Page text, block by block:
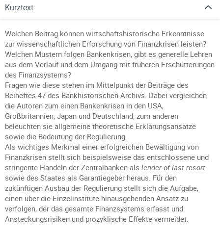
Kurztext
Welchen Beitrag können wirtschaftshistorische Erkenntnisse
zur wissenschaftlichen Erforschung von Finanzkrisen leisten?
Welchen Mustern folgen Bankenkrisen, gibt es generelle Lehren
aus dem Verlauf und dem Umgang mit früheren Erschütterungen
des Finanzsystems?
Fragen wie diese stehen im Mittelpunkt der Beiträge des
Beiheftes 47 des Bankhistorischen Archivs. Dabei vergleichen
die Autoren zum einen Bankenkrisen in den USA,
Großbritannien, Japan und Deutschland, zum anderen
beleuchten sie allgemeine theoretische Erklärungsansätze
sowie die Bedeutung der Regulierung.
Als wichtiges Merkmal einer erfolgreichen Bewältigung von
Finanzkrisen stellt sich beispielsweise das entschlossene und
stringente Handeln der Zentralbanken als lender of last resort
sowie des Staates als Garantiegeber heraus. Für den
zukünftigen Ausbau der Regulierung stellt sich die Aufgabe,
einen über die Einzelinstitute hinausgehenden Ansatz zu
verfolgen, der das gesamte Finanzsystems erfasst und
Ansteckungsrisiken und prozyklische Effekte vermeidet.